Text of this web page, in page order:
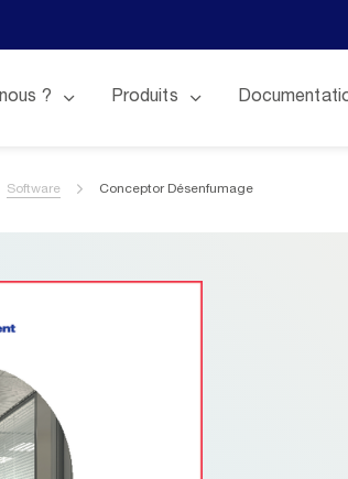
? Produits
Software Conceptor Désenfumage